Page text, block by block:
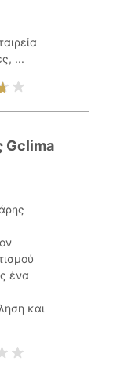
...
Gclima
ένα
και